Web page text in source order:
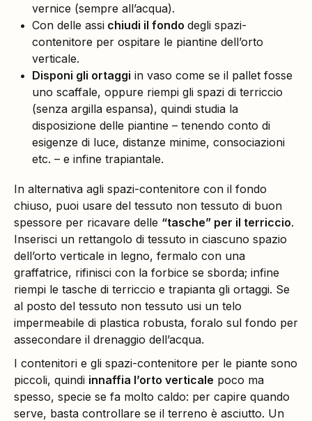
vernice (sempre all’acqua).
Con delle assichiudi il fondo degli spazi-
contenitore per ospitare le piantine dell’orto
verticale.
Disponi gli ortaggi in vaso come se il pallet fosse
uno scaffale, oppure riempi gli spazi di terriccio
(senza argilla espansa), quindi studia la
disposizione delle piantine – tenendo conto di
esigenze di luce, distanze minime, consociazioni
etc. – e infine trapiantale.
In alternativa agli spazi-contenitore con il fondo
chiuso, puoi usare del tessuto non tessuto di buon
spessore per ricavare delle “tasche” per il terriccio.
Inserisci un rettangolo di tessuto in ciascuno spazio
dell’orto verticale in legno, fermalo con una
graffatrice, rifinisci con la forbice se sborda; infine
riempi le tasche di terriccio e trapianta gli ortaggi. Se
al posto del tessuto non tessuto usi un telo
impermeabile di plastica robusta, foralo sul fondo per
assecondare il drenaggio dell’acqua.
I contenitori e gli spazi-contenitore per le piante sono
piccoli, quindi innaffia l’orto verticale poco ma
spesso, specie se fa molto caldo: per capire quando
serve, basta controllare se il terreno è asciutto. Un